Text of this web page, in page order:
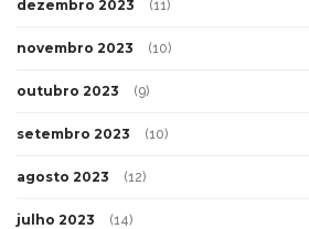
dezembro 2023 (11)
novembro 2023 (10)
outubro 2023 (9)
setembro 2023 (10)
agosto 2023 (12)
julho 2023 (14)